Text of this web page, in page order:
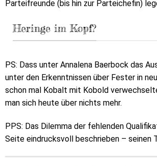
Parteifreunde (bis hin zur Parteichefin)
Heringe im Kopf?
PS: Dass unter Annalena Baerbock das
unter den Erkenntnissen über Fester in
schon mal Kobalt mit Kobold
man sich heute über nichts mehr.
PPS: Das Dilemma der fehlenden
Seite eindrucksvoll beschrieben – seinen